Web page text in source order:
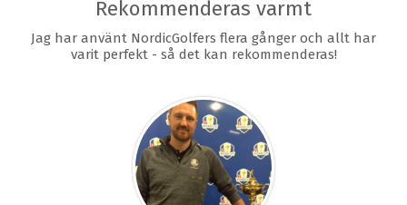
Rekommenderas varmt
Jag har använt NordicGolfers flera gånger och allt har
varit perfekt - så det kan rekommenderas!